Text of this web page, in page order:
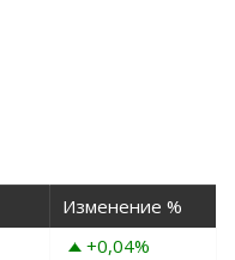
Изменение %
+0,04%